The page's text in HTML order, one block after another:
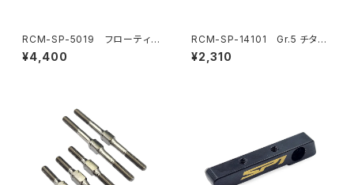
RCM-SP-5019 フローティン
グエレクトロニクスプレート 真
鍮プレート(11.5g)(オプション)
¥4,400
RCM-SP-14101 Gr.5 チタン
リヤトー/フロントステアリングリ
ンクターンバックル 3x28mm
¥2,310